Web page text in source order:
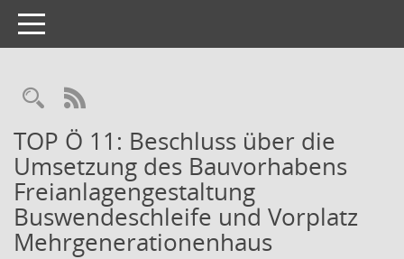
Toggle
navigation
TOP Ö 11: Beschluss über die
Umsetzung des Bauvorhabens
Freianlagengestaltung
Buswendeschleife und Vorplatz
Mehrgenerationenhaus